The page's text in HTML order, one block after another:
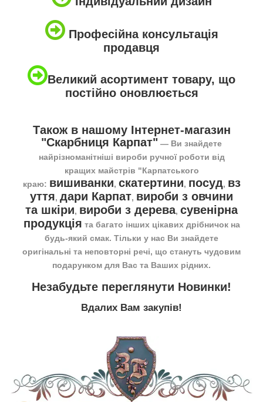
Професійна консультація
продавця
Великий асортимент товару, що
постійно оновлюється
Також в нашому Інтернет-магазин
"Скарбниця Карпат" ― Ви знайдете
найрізноманітніші вироби ручної роботи від
кращих майстрів "Карпатського
краю: вишиванки, скатертини, посуд, вз
уття, дари Карпат, вироби з овчини
та шкіри, вироби з дерева, сувенірна
продукція та багато інших цікавих дрібничок на
будь-який смак. Тільки у нас Ви знайдете
оригінальні та неповторні речі, що стануть чудовим
подарунком для Вас та Ваших рідних.
Незабудьте переглянути Новинки!
Вдалих Вам закупів!